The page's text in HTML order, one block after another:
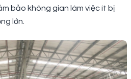
bảo không gian làm việc ít bị
lớn.